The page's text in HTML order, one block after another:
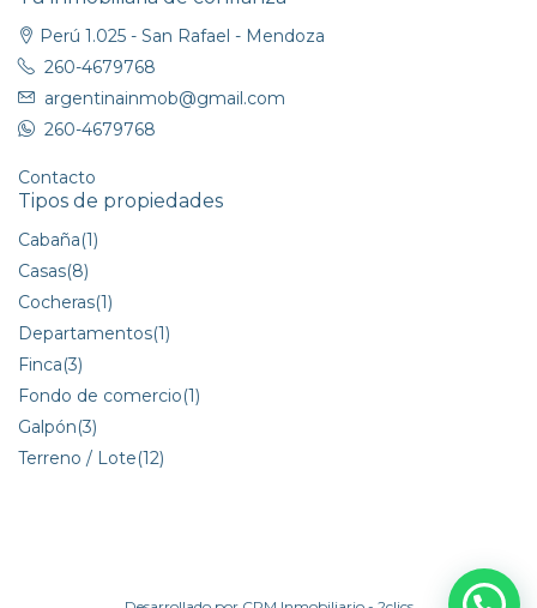
Perú 1.025 - San Rafael - Mendoza
260-4679768
argentinainmob@gmail.com
260-4679768
Contacto
Tipos de propiedades
Cabaña(1)
Casas(8)
Cocheras(1)
Departamentos(1)
Finca(3)
Fondo de comercio(1)
Galpón(3)
Terreno / Lote(12)